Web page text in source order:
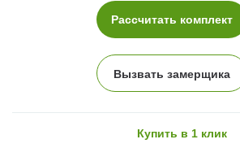
Рассчитать комплект
Вызвать замерщика
Купить в 1 клик